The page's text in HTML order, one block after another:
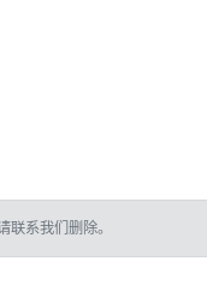
系我们删除。